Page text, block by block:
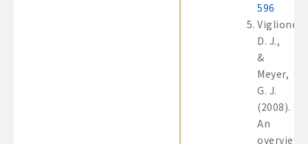
596
Viglione,
D. J.,
&
Meyer,
G. J.
(2008).
An
overview